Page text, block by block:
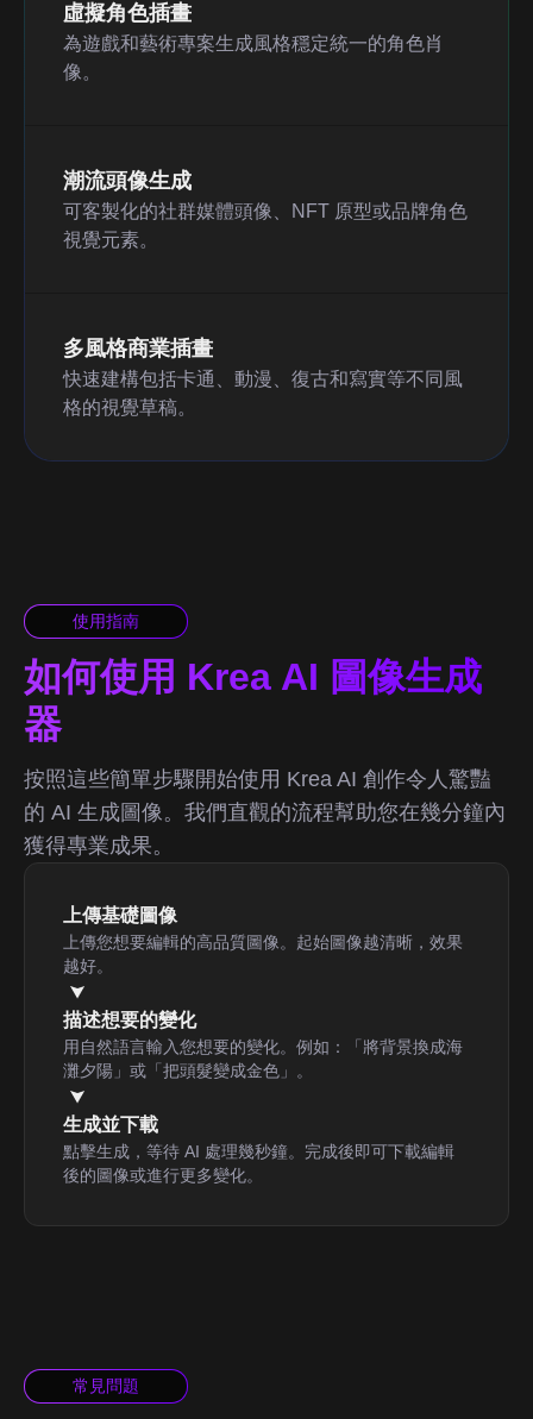
虛擬角色插畫
為遊戲和藝術專案生成風格穩定統一的角色肖
像。
潮流頭像生成
可客製化的社群媒體頭像、NFT 原型或品牌角色
視覺元素。
多風格商業插畫
快速建構包括卡通、動漫、復古和寫實等不同風
格的視覺草稿。
使用指南
如何使用 Krea AI 圖像生成
器
按照這些簡單步驟開始使用 Krea AI 創作令人驚豔
的 AI 生成圖像。我們直觀的流程幫助您在幾分鐘內
獲得專業成果。
上傳基礎圖像
上傳您想要編輯的高品質圖像。起始圖像越清晰，效果
越好。
描述想要的變化
用自然語言輸入您想要的變化。例如：「將背景換成海
灘夕陽」或「把頭髮變成金色」。
生成並下載
點擊生成，等待 AI 處理幾秒鐘。完成後即可下載編輯
後的圖像或進行更多變化。
常見問題